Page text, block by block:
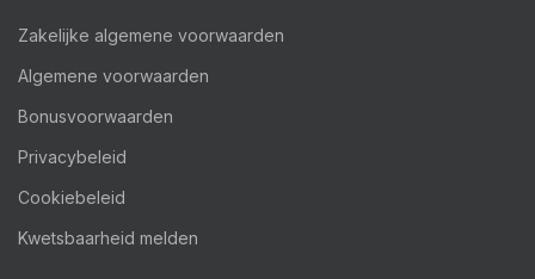
Zakelijke algemene voorwaarden
Algemene voorwaarden
Bonusvoorwaarden
Privacybeleid
Cookiebeleid
Kwetsbaarheid melden